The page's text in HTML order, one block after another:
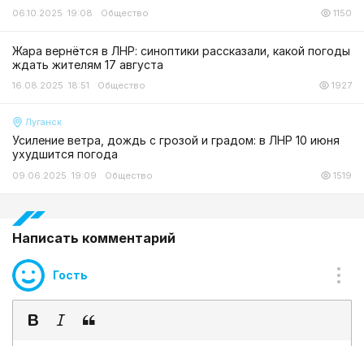
06.10.2025 19:08 Общество 1150
Жара вернётся в ЛНР: синоптики рассказали, какой погоды
ждать жителям 17 августа
16.08.2025 18:51 Общество 1927
Луганск
Усиление ветра, дождь с грозой и градом: в ЛНР 10 июня
ухудшится погода
09.06.2025 19:09 Общество 1519
Написать комментарий
Гость